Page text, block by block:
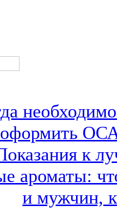
к
ароматы:
и мужчин,